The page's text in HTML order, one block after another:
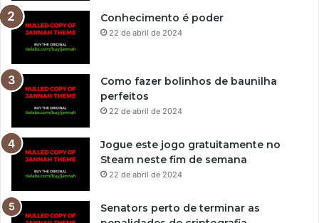
Conhecimento é poder
22 de abril de 2024
Como fazer bolinhos de baunilha
perfeitos
22 de abril de 2024
Jogue este jogo gratuitamente no
Steam neste fim de semana
22 de abril de 2024
Senators perto de terminar as